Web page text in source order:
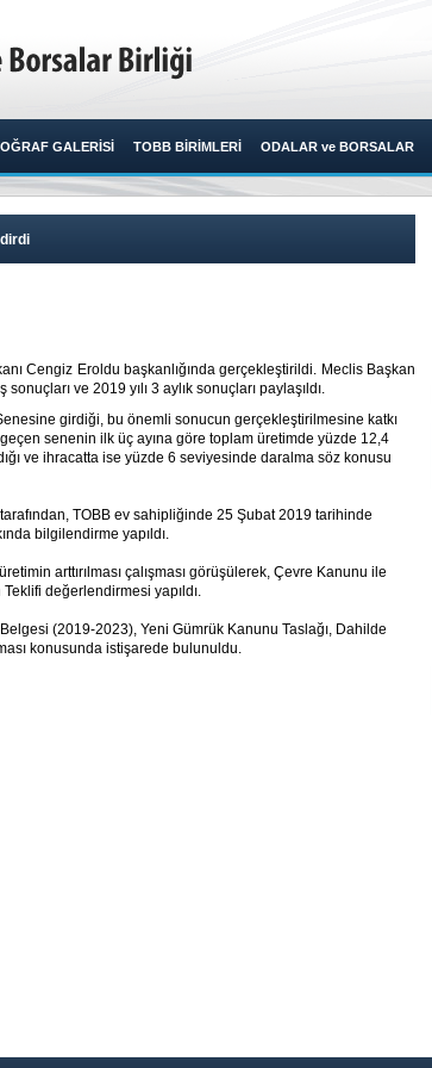
GALERİSİ TOBB BİRİMLERİ ODALAR ve BORSALAR
Cengiz Eroldu başkanlığında gerçekleştirildi. Meclis Başkan
ve 2019 yılı 3 aylık sonuçları paylaşıldı.
girdiği, bu önemli sonucun gerçekleştirilmesine katkı
senenin ilk üç ayına göre toplam üretimde yüzde 12,4
ve ihracatta ise yüzde 6 seviyesinde daralma söz konusu
TOBB ev sahipliğinde 25 Şubat 2019 tarihinde
bilgilendirme yapıldı.
arttırılması çalışması görüşülerek, Çevre Kanunu ile
değerlendirmesi yapıldı.
(2019-2023), Yeni Gümrük Kanunu Taslağı, Dahilde
konusunda istişarede bulunuldu.